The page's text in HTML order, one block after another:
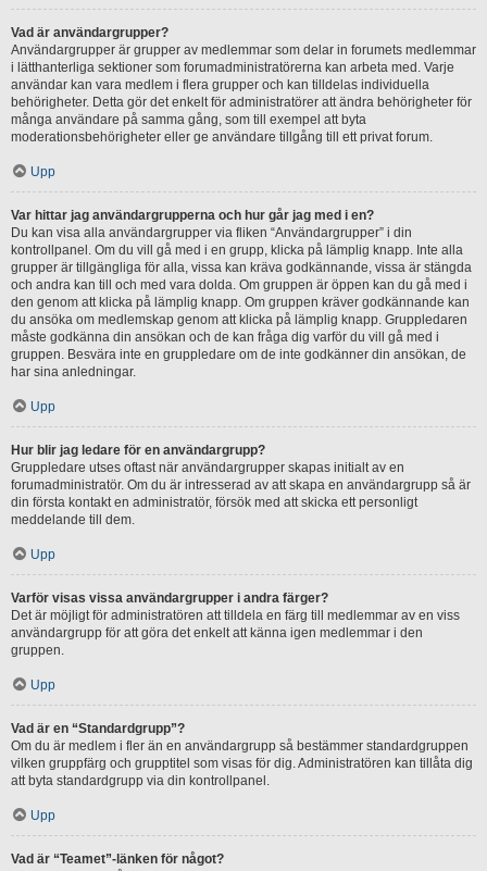
Vad är användargrupper?
Användargrupper är grupper av medlemmar som delar in forumets medlemmar
i lätthanterliga sektioner som forumadministratörerna kan arbeta med. Varje
användar kan vara medlem i flera grupper och kan tilldelas individuella
behörigheter. Detta gör det enkelt för administratörer att ändra behörigheter för
många användare på samma gång, som till exempel att byta
moderationsbehörigheter eller ge användare tillgång till ett privat forum.
Upp
Var hittar jag användargrupperna och hur går jag med i en?
Du kan visa alla användargrupper via fliken “Användargrupper” i din
kontrollpanel. Om du vill gå med i en grupp, klicka på lämplig knapp. Inte alla
grupper är tillgängliga för alla, vissa kan kräva godkännande, vissa är stängda
och andra kan till och med vara dolda. Om gruppen är öppen kan du gå med i
den genom att klicka på lämplig knapp. Om gruppen kräver godkännande kan
du ansöka om medlemskap genom att klicka på lämplig knapp. Gruppledaren
måste godkänna din ansökan och de kan fråga dig varför du vill gå med i
gruppen. Besvära inte en gruppledare om de inte godkänner din ansökan, de
har sina anledningar.
Upp
Hur blir jag ledare för en användargrupp?
Gruppledare utses oftast när användargrupper skapas initialt av en
forumadministratör. Om du är intresserad av att skapa en användargrupp så är
din första kontakt en administratör, försök med att skicka ett personligt
meddelande till dem.
Upp
Varför visas vissa användargrupper i andra färger?
Det är möjligt för administratören att tilldela en färg till medlemmar av en viss
användargrupp för att göra det enkelt att känna igen medlemmar i den
gruppen.
Upp
Vad är en “Standardgrupp”?
Om du är medlem i fler än en användargrupp så bestämmer standardgruppen
vilken gruppfärg och grupptitel som visas för dig. Administratören kan tillåta dig
att byta standardgrupp via din kontrollpanel.
Upp
Vad är “Teamet”-länken för något?